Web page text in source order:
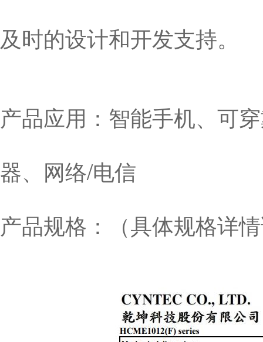
及时的设计和开发支持。
产品应用：智能手机、可
器、网络/电信
产品规格：（具体规格详